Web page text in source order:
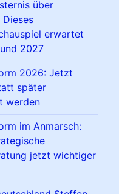
über
erwartet
2027
2026: Jetzt
später
werden
im Anmarsch:
jetzt wichtiger